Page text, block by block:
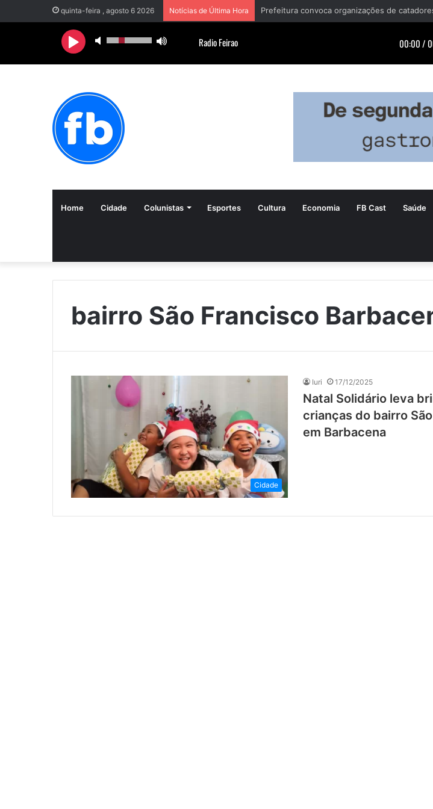
quinta-feira , agosto 6 2026 Notícias de Última Hora Prefeitura convoca organizações de
Home Cidade Colunistas Esportes Cultura Economia FB Cast Saúde
bairro São Francisco
Cidade
Iuri 17/12/2025
Natal Solidário leva
crianças do bairro
em Barbacena